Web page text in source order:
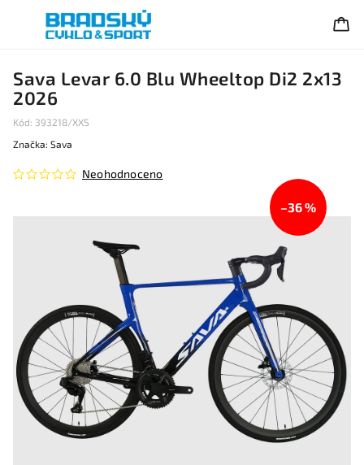
Sava Levar 6.0 Blu Wheeltop Di2 2x13
2026
Kód: 393218/XXS
Neohodnoceno
Značka: Sava
–36 %